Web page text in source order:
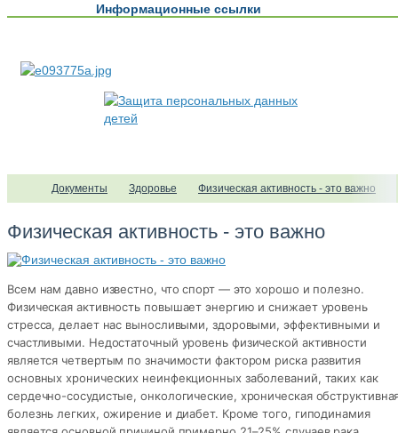
Информационные ссылки
Документы Здоровье Физическая активность - это важно
Физическая активность - это важно
Всем нам давно известно, что спорт — это хорошо и полезно.
Физическая активность повышает энергию и снижает уровень
стресса, делает нас выносливыми, здоровыми, эффективными и
счастливыми. Недостаточный уровень физической активности
является четвертым по значимости фактором риска развития
основных хронических неинфекционных заболеваний, таких как
сердечно-сосудистые, онкологические, хроническая
болезнь легких, ожирение и диабет. Кроме того, гиподинамия